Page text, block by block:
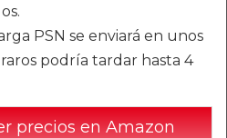
PSN se enviará en unos
podría tardar hasta 4
precios en Amazon